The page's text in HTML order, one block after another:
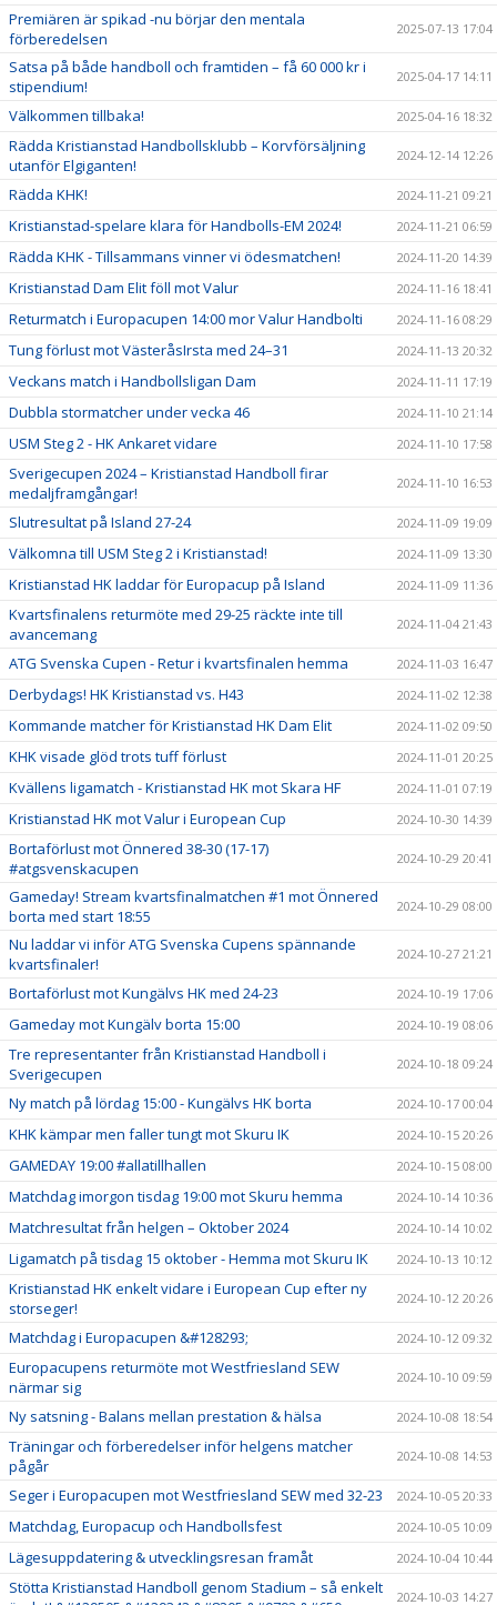
Premiären är spikad -nu börjar den mentala
förberedelsen
2025-07-13 17:04
Satsa på både handboll och framtiden – få 60 000 kr i
stipendium!
2025-04-17 14:11
Välkommen tillbaka! 2025-04-16 18:32
Rädda Kristianstad Handbollsklubb – Korvförsäljning
utanför Elgiganten!
2024-12-14 12:26
Rädda KHK! 2024-11-21 09:21
Kristianstad-spelare klara för Handbolls-EM 2024! 2024-11-21 06:59
Rädda KHK - Tillsammans vinner vi ödesmatchen! 2024-11-20 14:39
Kristianstad Dam Elit föll mot Valur 2024-11-16 18:41
Returmatch i Europacupen 14:00 mor Valur Handbolti 2024-11-16 08:29
Tung förlust mot VästeråsIrsta med 24–31 2024-11-13 20:32
Veckans match i Handbollsligan Dam 2024-11-11 17:19
Dubbla stormatcher under vecka 46 2024-11-10 21:14
USM Steg 2 - HK Ankaret vidare 2024-11-10 17:58
Sverigecupen 2024 – Kristianstad Handboll firar
medaljframgångar!
2024-11-10 16:53
Slutresultat på Island 27-24 2024-11-09 19:09
Välkomna till USM Steg 2 i Kristianstad! 2024-11-09 13:30
Kristianstad HK laddar för Europacup på Island 2024-11-09 11:36
Kvartsfinalens returmöte med 29-25 räckte inte till
avancemang
2024-11-04 21:43
ATG Svenska Cupen - Retur i kvartsfinalen hemma 2024-11-03 16:47
Derbydags! HK Kristianstad vs. H43 2024-11-02 12:38
Kommande matcher för Kristianstad HK Dam Elit 2024-11-02 09:50
KHK visade glöd trots tuff förlust 2024-11-01 20:25
Kvällens ligamatch - Kristianstad HK mot Skara HF 2024-11-01 07:19
Kristianstad HK mot Valur i European Cup 2024-10-30 14:39
Bortaförlust mot Önnered 38-30 (17-17)
#atgsvenskacupen
2024-10-29 20:41
Gameday! Stream kvartsfinalmatchen #1 mot Önnered
borta med start 18:55
2024-10-29 08:00
Nu laddar vi inför ATG Svenska Cupens spännande
kvartsfinaler!
2024-10-27 21:21
Bortaförlust mot Kungälvs HK med 24-23 2024-10-19 17:06
Gameday mot Kungälv borta 15:00 2024-10-19 08:06
Tre representanter från Kristianstad Handboll i
Sverigecupen
2024-10-18 09:24
Ny match på lördag 15:00 - Kungälvs HK borta 2024-10-17 00:04
KHK kämpar men faller tungt mot Skuru IK 2024-10-15 20:26
GAMEDAY 19:00 #allatillhallen 2024-10-15 08:00
Matchdag imorgon tisdag 19:00 mot Skuru hemma 2024-10-14 10:36
Matchresultat från helgen – Oktober 2024 2024-10-14 10:02
Ligamatch på tisdag 15 oktober - Hemma mot Skuru IK 2024-10-13 10:12
Kristianstad HK enkelt vidare i European Cup efter ny
storseger!
2024-10-12 20:26
Matchdag i Europacupen &#128293; 2024-10-12 09:32
Europacupens returmöte mot Westfriesland SEW
närmar sig
2024-10-10 09:59
Ny satsning - Balans mellan prestation & hälsa 2024-10-08 18:54
Träningar och förberedelser inför helgens matcher
pågår
2024-10-08 14:53
Seger i Europacupen mot Westfriesland SEW med 32-23 2024-10-05 20:33
Matchdag, Europacup och Handbollsfest 2024-10-05 10:09
Lägesuppdatering & utvecklingsresan framåt 2024-10-04 10:44
Stötta Kristianstad Handboll genom Stadium – så enkelt
2024-10-03 14:27